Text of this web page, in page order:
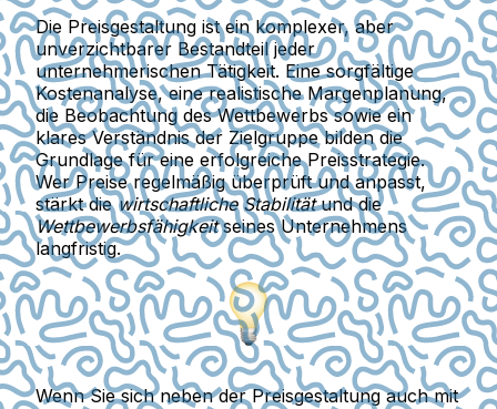
Die Preisgestaltung ist ein komplexer, aber
unverzichtbarer Bestandteil jeder
unternehmerischen Tätigkeit. Eine sorgfältige
Kostenanalyse, eine realistische Margenplanung,
die Beobachtung des Wettbewerbs sowie ein
klares Verständnis der Zielgruppe bilden die
Grundlage für eine erfolgreiche Preisstrategie.
Wer Preise regelmäßig überprüft und anpasst,
stärkt diewirtschaftliche Stabilitätund die
Wettbewerbsfähigkeitseines Unternehmens
langfristig.
Wenn Sie sich neben der Preisgestaltung auch mit